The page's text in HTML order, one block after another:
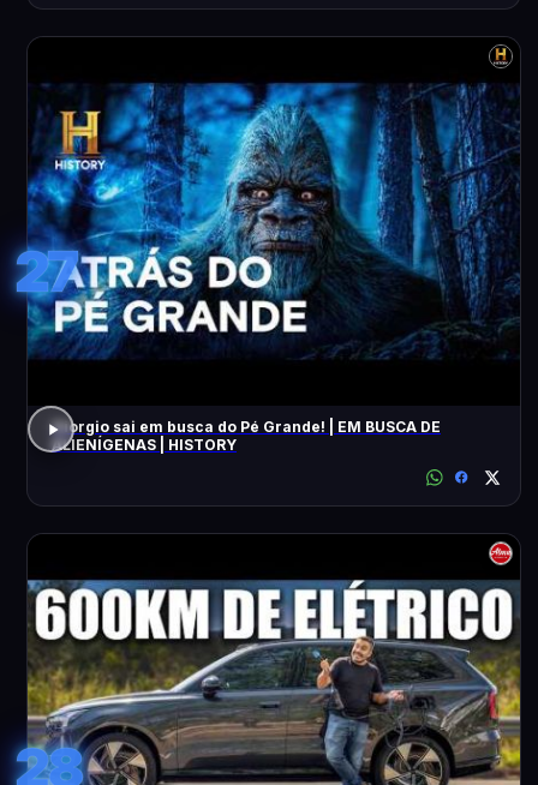
27
Giorgio sai em busca do Pé Grande! | EM BUSCA DE
ALIENÍGENAS | HISTORY
28